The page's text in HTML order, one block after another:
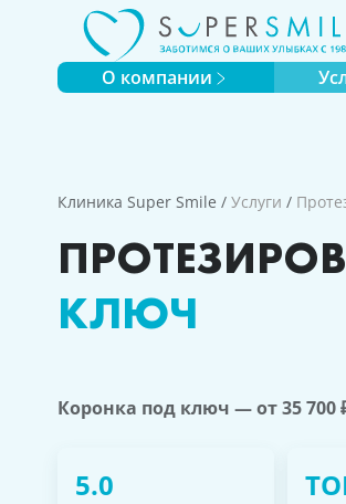
Клиника Super Smile / Услуги /
КЛЮЧ
Коронка под ключ — от 35 700
5.0
О компании